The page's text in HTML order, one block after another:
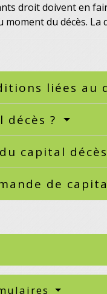
droit doivent en
du décès.
liées au
?
capital
de